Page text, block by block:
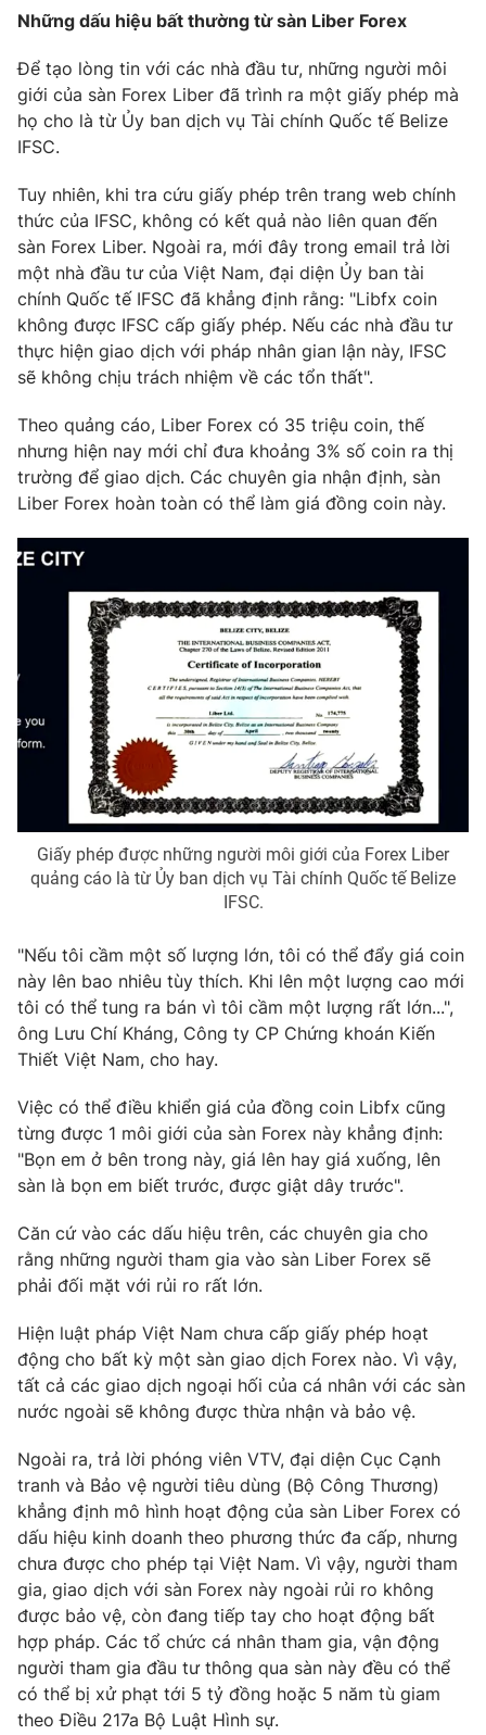
Những dấu hiệu bất thường từ sàn Liber Forex
Để tạo lòng tin với các nhà đầu tư, những người môi
giới của sàn Forex Liber đã trình ra một giấy phép mà
họ cho là từ Ủy ban dịch vụ Tài chính Quốc tế Belize
IFSC.
Tuy nhiên, khi tra cứu giấy phép trên trang web chính
thức của IFSC, không có kết quả nào liên quan đến
sàn Forex Liber. Ngoài ra, mới đây trong email trả lời
một nhà đầu tư của Việt Nam, đại diện Ủy ban tài
chính Quốc tế IFSC đã khẳng định rằng: "Libfx coin
không được IFSC cấp giấy phép. Nếu các nhà đầu tư
thực hiện giao dịch với pháp nhân gian lận này, IFSC
sẽ không chịu trách nhiệm về các tổn thất".
Theo quảng cáo, Liber Forex có 35 triệu coin, thế
nhưng hiện nay mới chỉ đưa khoảng 3% số coin ra thị
trường để giao dịch. Các chuyên gia nhận định, sàn
Liber Forex hoàn toàn có thể làm giá đồng coin này.
Giấy phép được những người môi giới của Forex Liber
quảng cáo là từ Ủy ban dịch vụ Tài chính Quốc tế Belize
IFSC.
"Nếu tôi cầm một số lượng lớn, tôi có thể đẩy giá coin
này lên bao nhiêu tùy thích. Khi lên một lượng cao mới
tôi có thể tung ra bán vì tôi cầm một lượng rất lớn...",
ông Lưu Chí Kháng, Công ty CP Chứng khoán Kiến
Thiết Việt Nam, cho hay.
Việc có thể điều khiển giá của đồng coin Libfx cũng
từng được 1 môi giới của sàn Forex này khẳng định:
"Bọn em ở bên trong này, giá lên hay giá xuống, lên
sàn là bọn em biết trước, được giật dây trước".
Căn cứ vào các dấu hiệu trên, các chuyên gia cho
rằng những người tham gia vào sàn Liber Forex sẽ
phải đối mặt với rủi ro rất lớn.
Hiện luật pháp Việt Nam chưa cấp giấy phép hoạt
động cho bất kỳ một sàn giao dịch Forex nào. Vì vậy,
tất cả các giao dịch ngoại hối của cá nhân với các sàn
nước ngoài sẽ không được thừa nhận và bảo vệ.
Ngoài ra, trả lời phóng viên VTV, đại diện Cục Cạnh
tranh và Bảo vệ người tiêu dùng (Bộ Công Thương)
khẳng định mô hình hoạt động của sàn Liber Forex có
dấu hiệu kinh doanh theo phương thức đa cấp, nhưng
chưa được cho phép tại Việt Nam. Vì vậy, người tham
gia, giao dịch với sàn Forex này ngoài rủi ro không
được bảo vệ, còn đang tiếp tay cho hoạt động bất
hợp pháp. Các tổ chức cá nhân tham gia, vận động
người tham gia đầu tư thông qua sàn này đều có thể
có thể bị xử phạt tới 5 tỷ đồng hoặc 5 năm tù giam
theo Điều 217a Bộ Luật Hình sự.